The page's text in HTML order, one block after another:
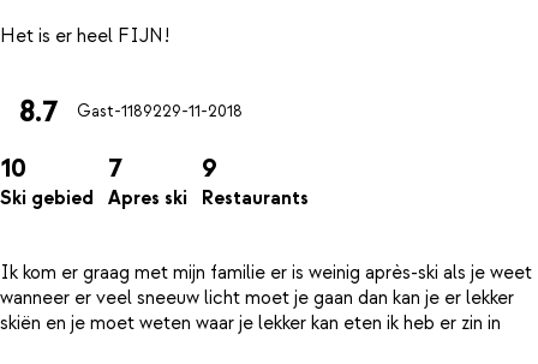
8.7 Gast-1189229-11-2018
10
Ski gebied
7
Apres ski
9
Restaurants
Ik kom er graag met mijn familie er is weinig après-ski als je weet
wanneer er veel sneeuw licht moet je gaan dan kan je er lekker